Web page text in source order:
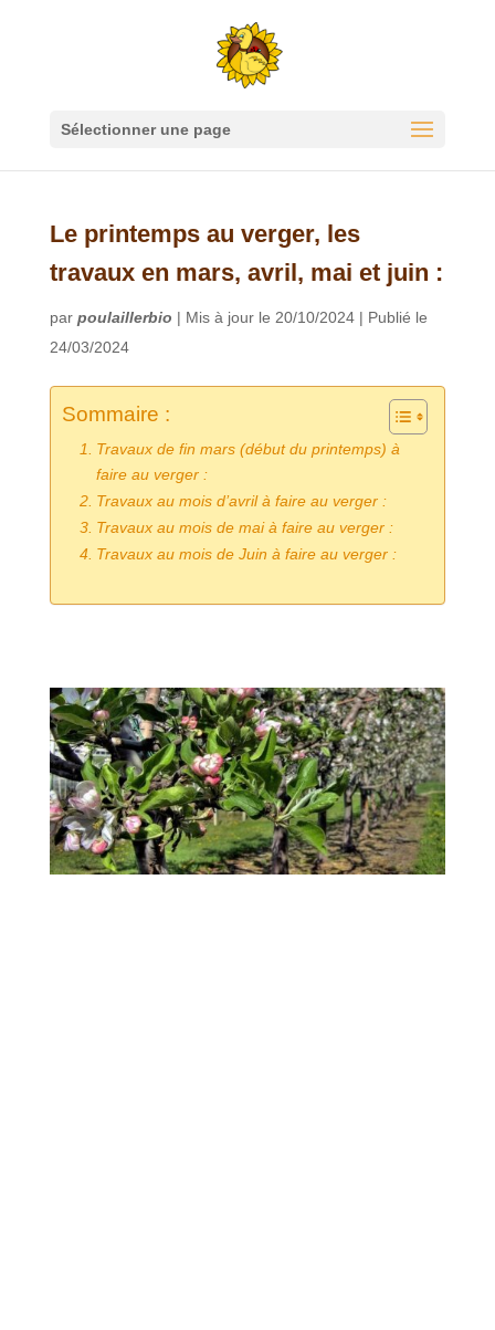
Sélectionner une page
Le printemps au verger, les
travaux en mars, avril, mai et juin :
par poulaillerbio | Mis à jour le 20/10/2024 | Publié le
24/03/2024
Sommaire :
Travaux de fin mars (début du printemps) à
faire au verger :
Travaux au mois d’avril à faire au verger :
Travaux au mois de mai à faire au verger :
Travaux au mois de Juin à faire au verger :